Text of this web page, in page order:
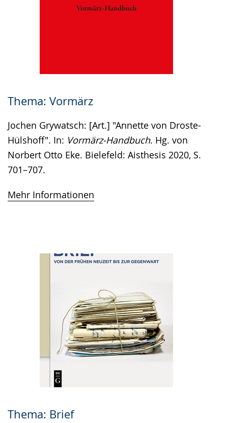
Thema: Vormärz
Jochen Grywatsch: [Art.] "Annette von Droste-
Hülshoff". In: Vormärz-Handbuch. Hg. von
Norbert Otto Eke. Bielefeld: Aisthesis 2020, S.
701–707.
Mehr Informationen
Thema: Brief